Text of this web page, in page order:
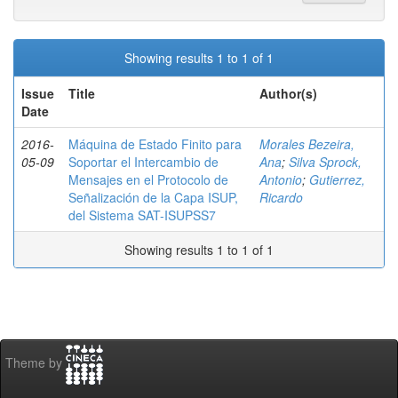
Showing results 1 to 1 of 1
Issue
Date
Title Author(s)
2016-
05-09
Máquina de Estado Finito para
Soportar el Intercambio de
Mensajes en el Protocolo de
Señalización de la Capa ISUP,
del Sistema SAT-ISUPSS7
Morales Bezeira,
Ana; Silva Sprock,
Antonio; Gutierrez,
Ricardo
Showing results 1 to 1 of 1
Theme by